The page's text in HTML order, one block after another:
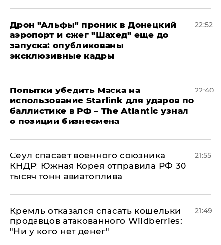
Дрон "Альфы" проник в Донецкий
аэропорт и сжег "Шахед" еще до
запуска: опубликованы
эксклюзивные кадры
22:52
Попытки убедить Маска на
использование Starlink для ударов по
баллистике в РФ – The Atlantic узнал
о позиции бизнесмена
22:40
​Сеул спасает военного союзника
КНДР: Южная Корея отправила РФ 30
тысяч тонн авиатоплива
21:55
Кремль отказался спасать кошельки
продавцов атакованного Wildberries:
"Ни у кого нет денег"
21:49